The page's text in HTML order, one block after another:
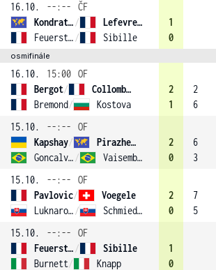
16.10.
--:--
ČF
Kondratieva /
Lefevre (2)
Feuerstein / Sibille
1
0
osmifinále
16.10. 15:00 OF
Bergot/
Collombon
Bremond/ Kostova
2
1
2
6
15.10.
--:--
OF
Kapshay/
Pirazhenka
Goncalves / Vaisemberg
2
0
6
3
15.10.
--:--
OF
Pavlovic/
Voegele
Luknarova / Schmiedlova
2
0
7
5
15.10.
--:--
OF
Feuerstein /
Sibille
Burnett/ Knapp
1
0